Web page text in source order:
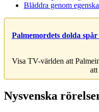
Bläddra genom
Palmemordets dolda
Visa TV-världen att
att
Nysvenska